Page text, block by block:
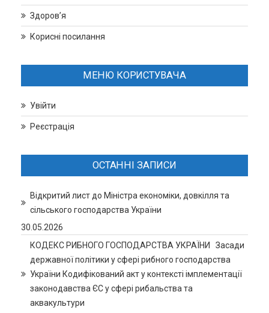
Здоров’я
Корисні посилання
МЕНЮ КОРИСТУВАЧА
Увійти
Реєстрація
ОСТАННІ ЗАПИСИ
Відкритий лист до Міністра економіки, довкілля та
сільського господарства України
30.05.2026
КОДЕКС РИБНОГО ГОСПОДАРСТВА УКРАЇНИ Засади
державної політики у сфері рибного господарства
України Кодифікований акт у контексті імплементації
законодавства ЄС у сфері рибальства та
аквакультури